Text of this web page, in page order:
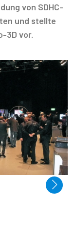
von SDHC-
und stellte
3D vor.